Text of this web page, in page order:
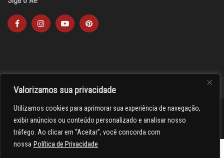
Valorizamos sua privacidade
Utilizamos cookies para aprimorar sua experiência de navegação,
exibir anúncios ou conteúdo personalizado e analisar nosso
tráfego. Ao clicar em “Aceitar”, você concorda com
nossa Política de Privacidade
><(((º> 17